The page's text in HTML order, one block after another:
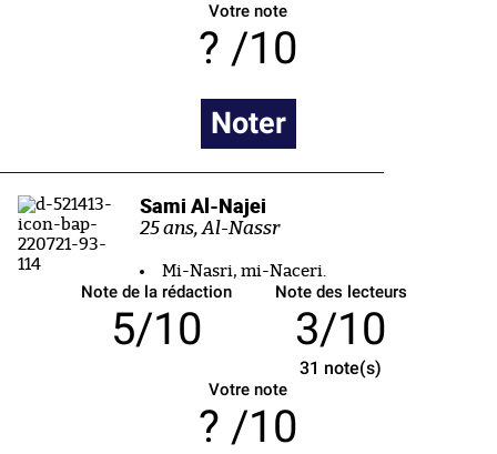
Votre note
/10
Noter
Sami Al-Najei
25 ans, Al-Nassr
Mi-Nasri, mi-Naceri.
Note de la rédaction
5/10
Note des lecteurs
3/10
31 note(s)
Votre note
/10